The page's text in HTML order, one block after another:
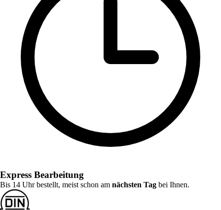
Express Bearbeitung
Bis 14 Uhr bestellt, meist schon am nächsten Tag bei Ihnen.